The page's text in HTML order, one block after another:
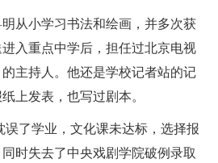
从小学习书法和绘画，并多次获
入重点中学后，担任过北京电视
主持人。他还是学校记者站的记
上发表，也写过剧本。
误了学业，文化课未达标，选择报
时失去了中央戏剧学院破例录取